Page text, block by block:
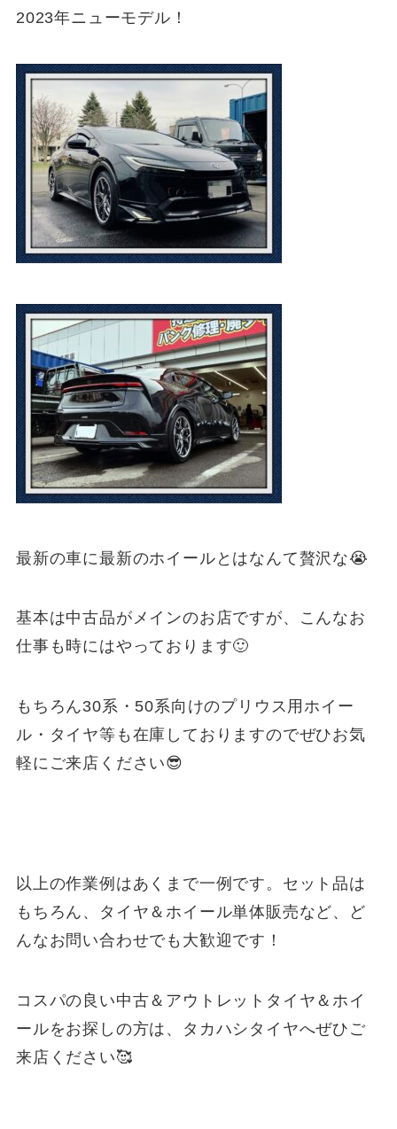
2023年ニューモデル！
最新の車に最新のホイールとはなんて贅沢な😭
基本は中古品がメインのお店ですが、こんなお
仕事も時にはやっております🙂
もちろん30系・50系向けのプリウス用ホイー
ル・タイヤ等も在庫しておりますのでぜひお気
軽にご来店ください😎
以上の作業例はあくまで一例です。セット品は
もちろん、タイヤ＆ホイール単体販売など、ど
んなお問い合わせでも大歓迎です！
コスパの良い中古＆アウトレットタイヤ＆ホイ
ールをお探しの方は、タカハシタイヤへぜひご
来店ください🥰